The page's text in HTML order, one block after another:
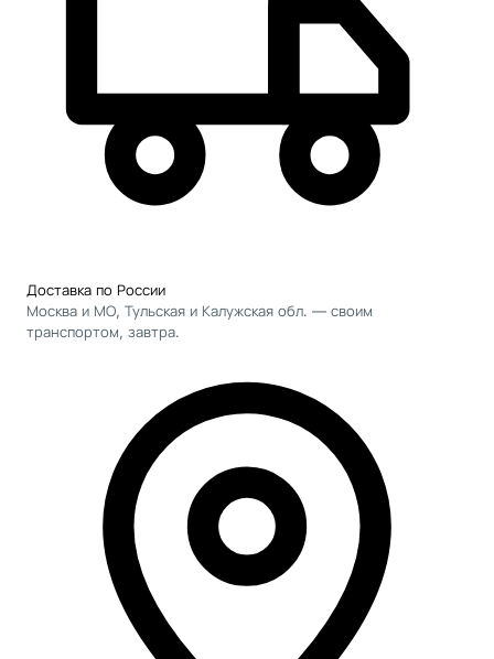
Доставка по России
Москва и МО, Тульская и Калужская обл. — своим
транспортом, завтра.